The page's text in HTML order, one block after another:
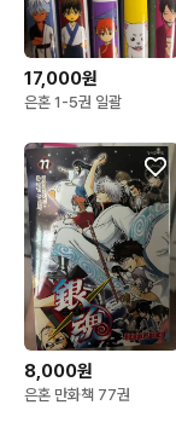
17,000원
은혼 1-5권 일괄
8,000원
은혼 만화책 77권